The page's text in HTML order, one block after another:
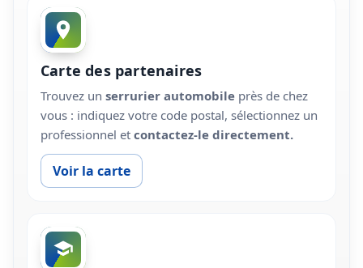
Carte des partenaires
Trouvez un serrurier automobile près de chez
vous : indiquez votre code postal, sélectionnez un
professionnel et contactez-le directement.
Voir la carte